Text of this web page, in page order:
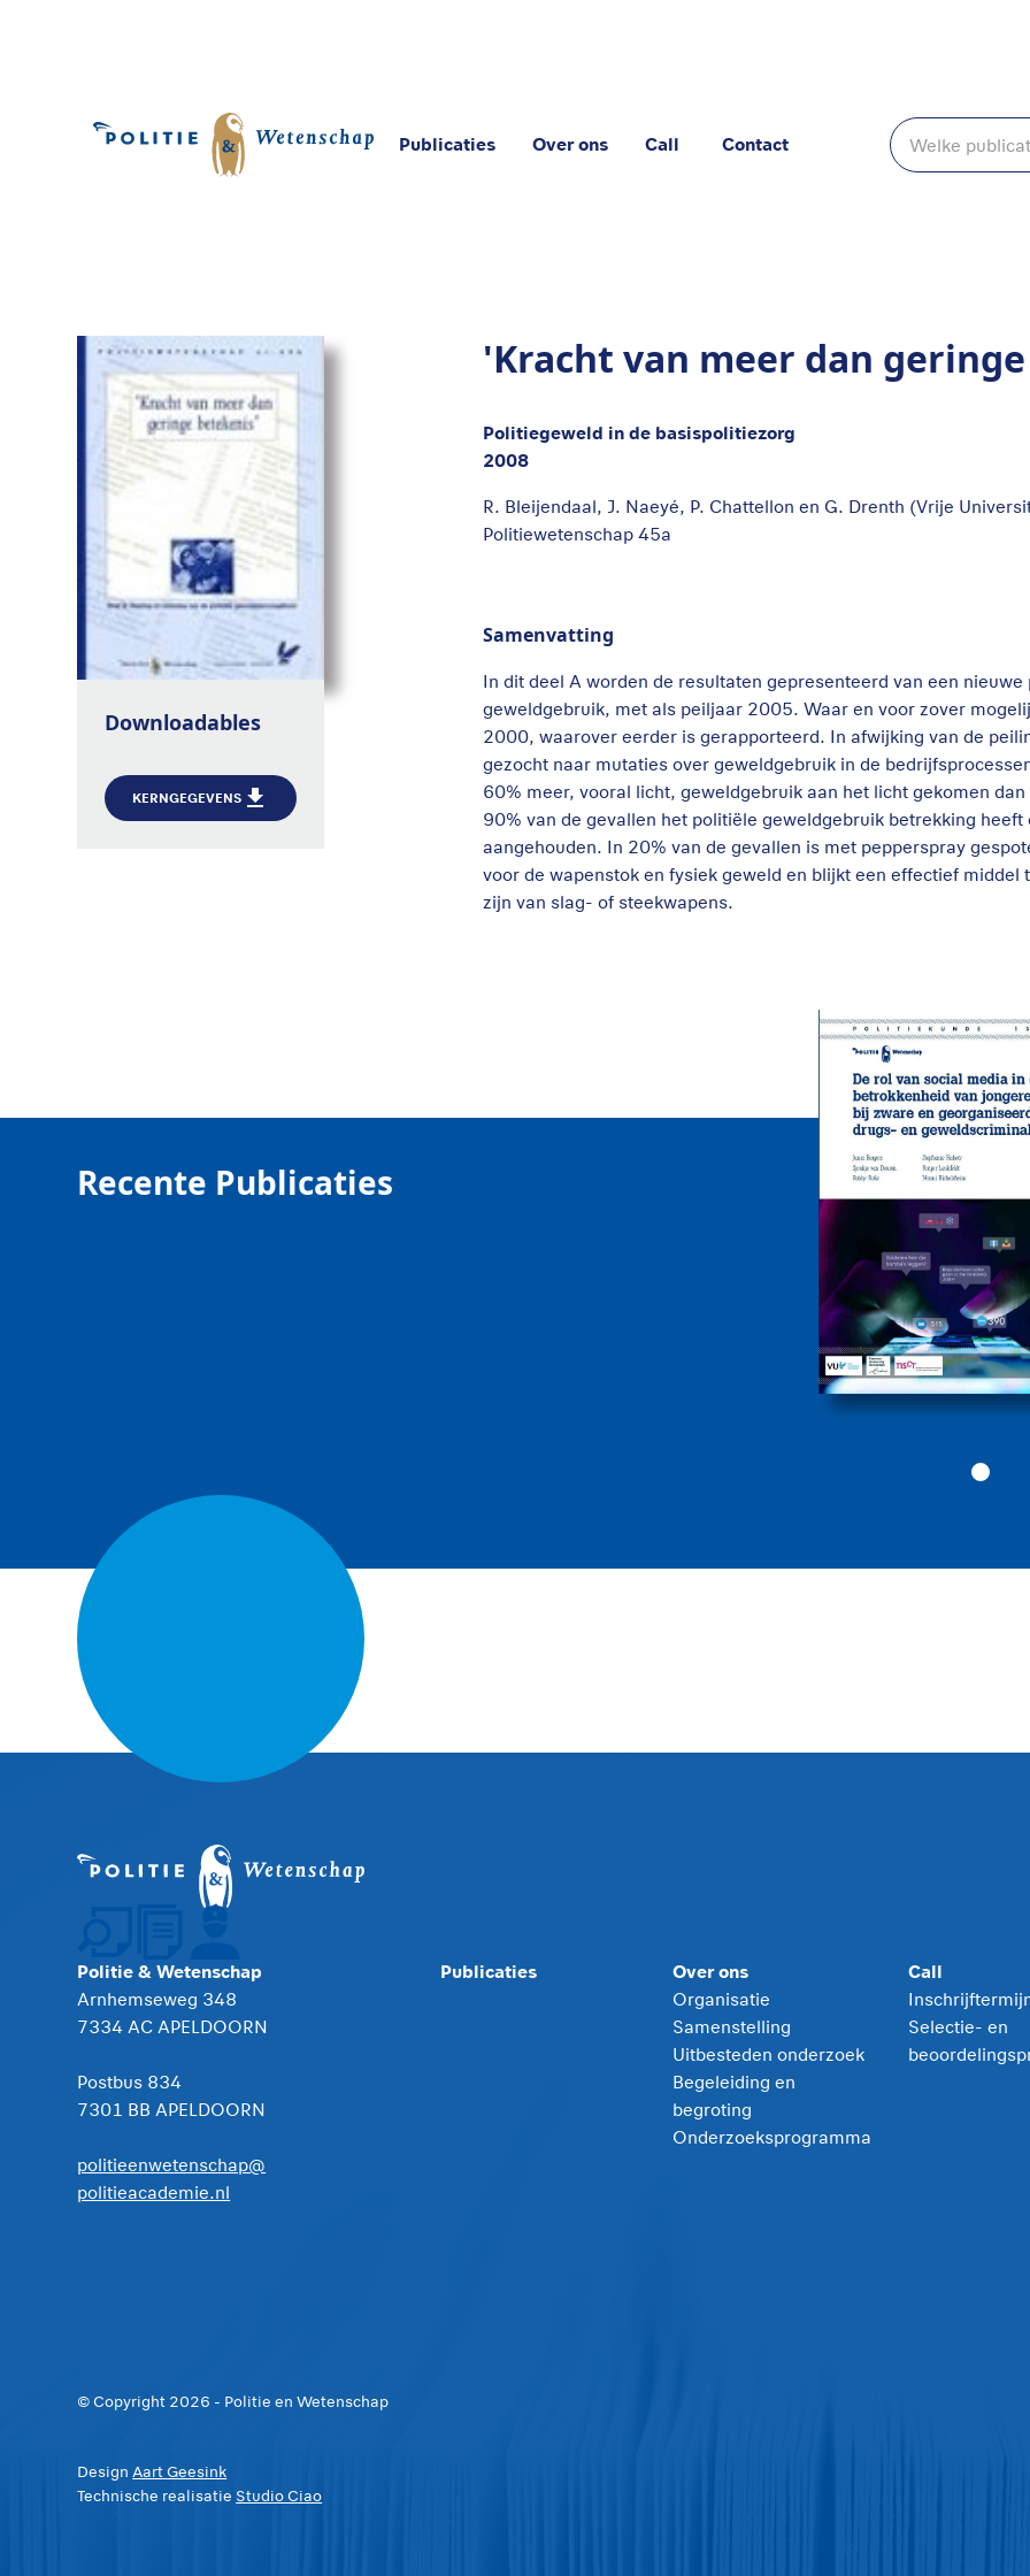
Publicaties Over ons Call Contact
Publicaties
Downloadables
KERNGEGEVENS
'Kracht van meer dan
Politiegeweld in de basispolitiezorg
2008
R. Bleijendaal, J. Naeyé, P. Chattellon en G. Drenth (Vrije
Politiewetenschap 45a
Samenvatting
In dit deel A worden de resultaten gepresenteerd van een
geweldgebruik, met als peiljaar 2005. Waar en voor zover
2000, waarover eerder is gerapporteerd. In afwijking van de
gezocht naar mutaties over geweldgebruik in de
60% meer, vooral licht, geweldgebruik aan het licht gekomen
90% van de gevallen het politiële geweldgebruik betrekking
aangehouden. In 20% van de gevallen is met pepperspray
voor de wapenstok en fysiek geweld en blijkt een effectief
zijn van slag- of steekwapens.
Recente Publicaties
De rol van sociale
media bij de
betrokkenheid van
jongeren bij zware
drugs- en
2026
Politiekunde
Politiekunde
Politie & Wetenschap
Arnhemseweg 348
7334 AC APELDOORN
Postbus 834
7301 BB APELDOORN
politieenwetenschap@
politieacademie.nl
Publicaties Over ons
Organisatie
Samenstelling
Uitbesteden onderzoek
Begeleiding en
begroting
Onderzoeksprogramma
Call
Selectie- en
© Copyright 2026 - Politie en Wetenschap
Design Aart Geesink
Technische realisatie Studio Ciao